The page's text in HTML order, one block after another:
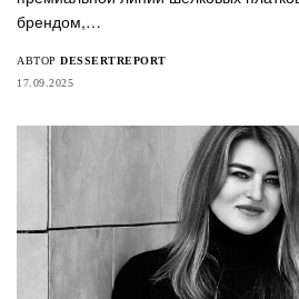
брендом,…
АВТОР DESSERTREPORT
17.09.2025